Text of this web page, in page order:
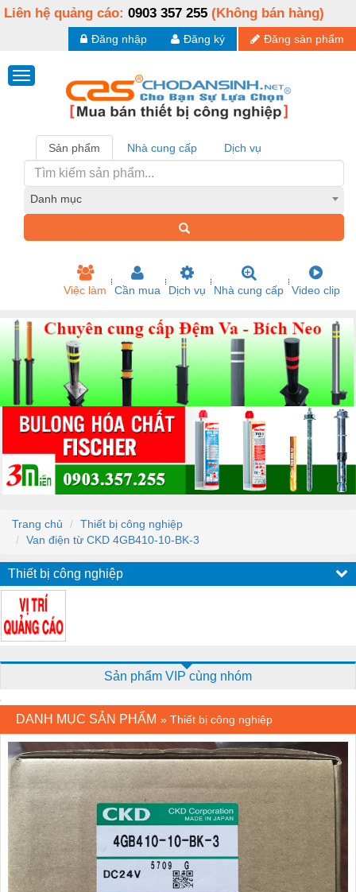
Liên hệ quảng cáo: 0903 357 255 (Không bán hàng)
Đăng sản phẩm
Đăng ký
Đăng nhập
Sản phẩm Nhà cung cấp Dịch vụ
Danh mục
Việc làm Cần mua Dịch vụ Nhà cung cấp Video clip
Trang chủ
Thiết bị công nghiệp
Van điện từ CKD 4GB410-10-BK-3
Thiết bị công nghiệp
Sản phẩm VIP cùng nhóm
DANH MỤC SẢN PHẨM » Thiết bị công nghiệp